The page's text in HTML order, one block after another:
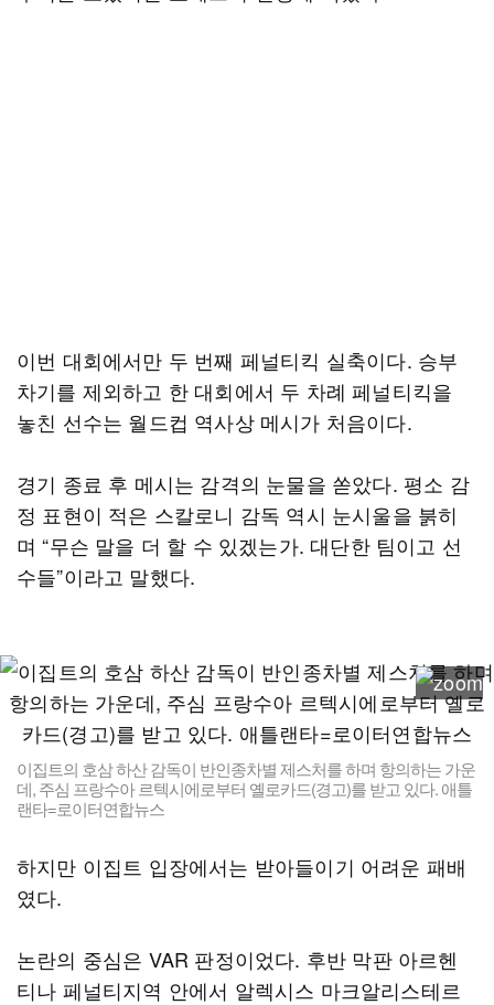
이번 대회에서만 두 번째 페널티킥 실축이다. 승부
차기를 제외하고 한 대회에서 두 차례 페널티킥을
놓친 선수는 월드컵 역사상 메시가 처음이다.
경기 종료 후 메시는 감격의 눈물을 쏟았다. 평소 감
정 표현이 적은 스칼로니 감독 역시 눈시울을 붉히
며 “무슨 말을 더 할 수 있겠는가. 대단한 팀이고 선
수들”이라고 말했다.
이집트의 호삼 하산 감독이 반인종차별 제스처를 하며 항의하는 가운
데, 주심 프랑수아 르텍시에로부터 옐로카드(경고)를 받고 있다. 애틀
랜타=로이터연합뉴스
하지만 이집트 입장에서는 받아들이기 어려운 패배
였다.
논란의 중심은 VAR 판정이었다. 후반 막판 아르헨
티나 페널티지역 안에서 알렉시스 마크알리스테르